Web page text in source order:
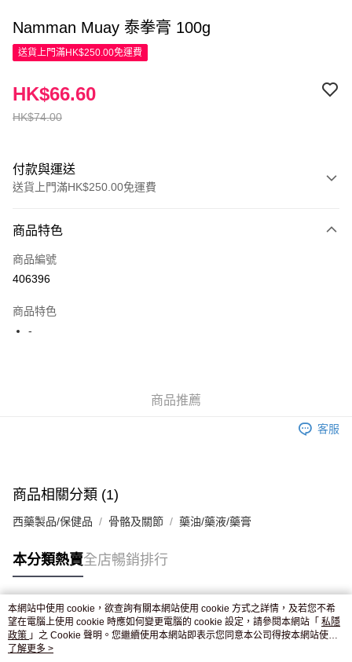
Namman Muay 泰拳膏 100g
送貨上門滿HK$250.00免運費
HK$74.00
HK$66.60
付款與運送
送貨上門滿HK$250.00免運費
信用卡
Apple Pay
JD京東物流，訂單確認發貨後2-4個工作天送達
商品特色
商品編號
406396
商品特色
-
商品推薦
客服
商品相關分類 (1)
西藥製品/保健品 骨骼及關節 藥油/藥液/藥膏
本分類熱賣全店暢銷排行
熱門標籤
熱銷排行
本網站中使用 cookie，欲查詢有關本網站使用 cookie 方式之詳情，及若您不希
望在電腦上使用 cookie 時應如何變更電腦的 cookie 設定，請參閱本網站「 私隱
政策 」之 Cookie 聲明。您繼續使用本網站即表示您同意本公司得按本網站使用
條款之 Cookie 聲明使用 cookie。
了解更多 >